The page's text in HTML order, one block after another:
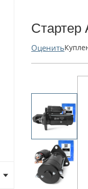
Стартер
Оценить